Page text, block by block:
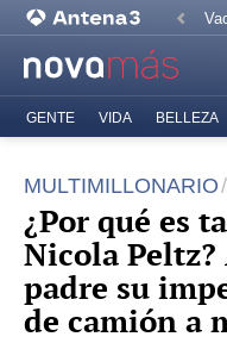
GENTE VIDA BELLEZA
MULTIMILLONARIO
¿Por qué es
Nicola
padre su
de camión a